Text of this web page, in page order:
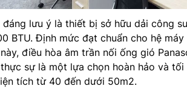
lưu ý là thiết bị sở hữu dải công
BTU. Định mức đạt chuẩn cho hệ
điều hòa âm trần nối ống gió
thực sự là một lựa chọn hoàn hảo và
tích từ 40 đến dưới 50m2.